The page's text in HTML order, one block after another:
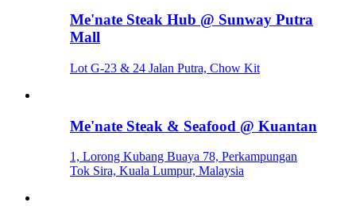
Me'nate Steak Hub @ Sunway Putra
Mall
Lot G-23 & 24 Jalan Putra, Chow Kit
Me'nate Steak & Seafood @ Kuantan
1, Lorong Kubang Buaya 78, Perkampungan
Tok Sira, Kuala Lumpur, Malaysia